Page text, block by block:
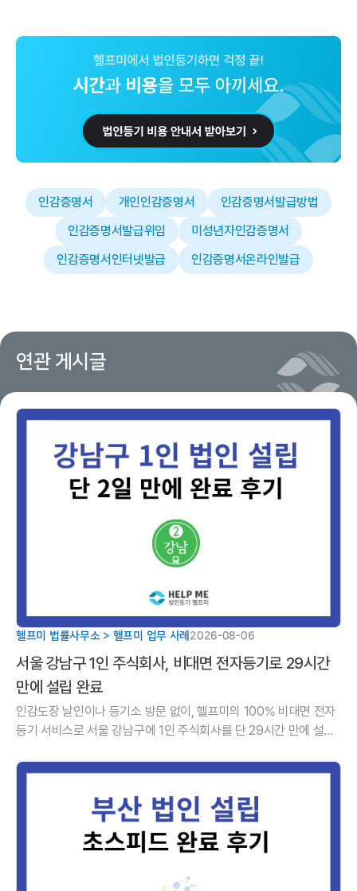
인감증명서 개인인감증명서
인감증명서발급방법
인감증명서발급위임
미성년자인감증명서
인감증명서인터넷발급
인감증명서온라인발급
연관 게시글
헬프미 법률사무소 > 헬프미 업무 사례 2026-08-06
서울 강남구 1인 주식회사, 비대면 전자등기로 29시간
만에 설립 완료
인감도장 날인이나 등기소 방문 없이, 헬프미의 100% 비대면 전자
등기 서비스로 서울 강남구에 1인 주식회사를 단 29시간 만에 설립
까지 원스톱으로 해